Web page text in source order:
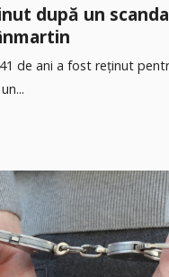
după un
de ani a fost reținut